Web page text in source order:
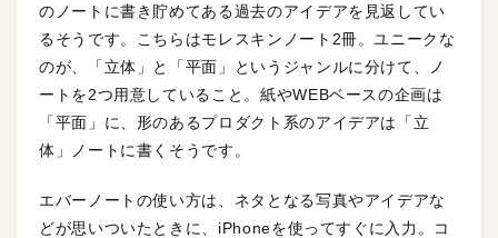
のノートに書き貯めてある過去のアイデアを見返してい
るそうです。こちらはモレスキンノート2冊。ユニークな
のが、「立体」と「平面」というジャンルに分けて、ノ
ートを2つ用意していること。紙やWEBベースの企画は
「平面」に、形のあるプロダクト系のアイデアは「立
体」ノートに書くそうです。
エバーノートの使い方は、ネタとなる写真やアイデアな
どが思いついたときに、iPhoneを使ってすぐに入力。コ